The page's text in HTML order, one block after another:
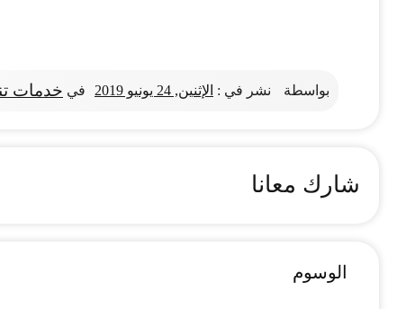
بواسطة نشر في : الإثنين, 24 يونيو 2019 في خدمات
شارك معانا
الوسوم